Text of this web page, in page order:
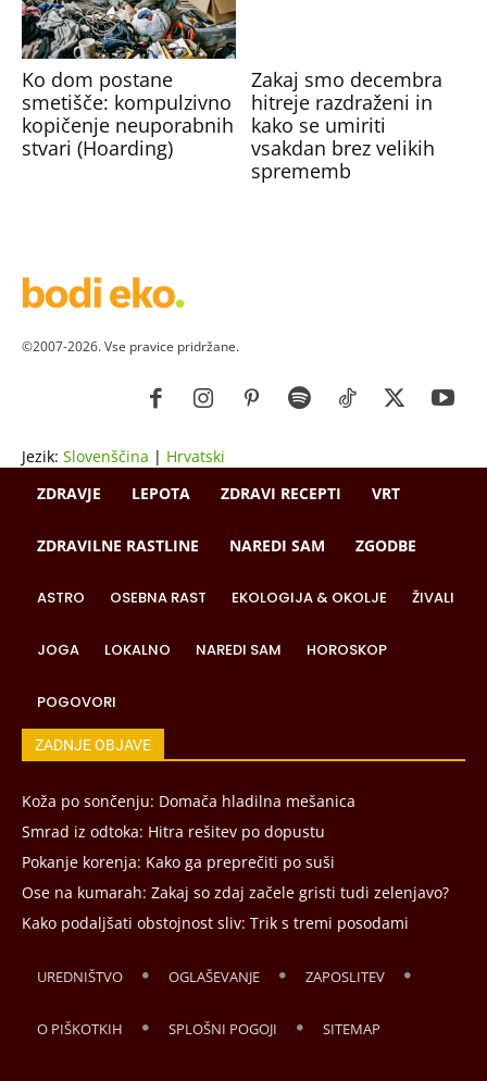
Ko dom postane
smetišče: kompulzivno
kopičenje neuporabnih
stvari (Hoarding)
Zakaj smo decembra
hitreje razdraženi in
kako se umiriti
vsakdan brez velikih
sprememb
©2007-2026. Vse pravice pridržane.
Jezik: Slovenščina | Hrvatski
ZDRAVJE
LEPOTA ZDRAVI RECEPTI VRT
ZDRAVILNE RASTLINE NAREDI SAM ZGODBE
ASTRO OSEBNA RAST EKOLOGIJA & OKOLJE ŽIVALI
JOGA LOKALNO NAREDI SAM HOROSKOP
POGOVORI
ZADNJE OBJAVE
Koža po sončenju: Domača hladilna mešanica
Smrad iz odtoka: Hitra rešitev po dopustu
Pokanje korenja: Kako ga preprečiti po suši
Ose na kumarah: Zakaj so zdaj začele gristi tudi zelenjavo?
Kako podaljšati obstojnost sliv: Trik s tremi posodami
UREDNIŠTVO OGLAŠEVANJE ZAPOSLITEV
O PIŠKOTKIH SPLOŠNI POGOJI SITEMAP